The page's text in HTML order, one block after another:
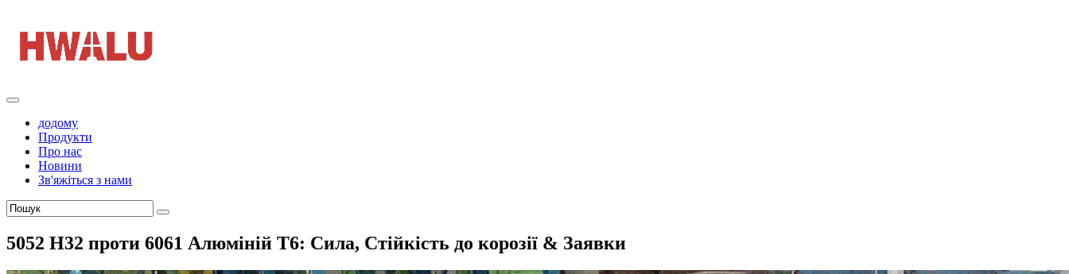
додому
Продукти
Про нас
Новини
Зв'яжіться з нами
5052 H32 проти 6061 Алюміній T6: Сила, Стійкість до корозії & Заявки